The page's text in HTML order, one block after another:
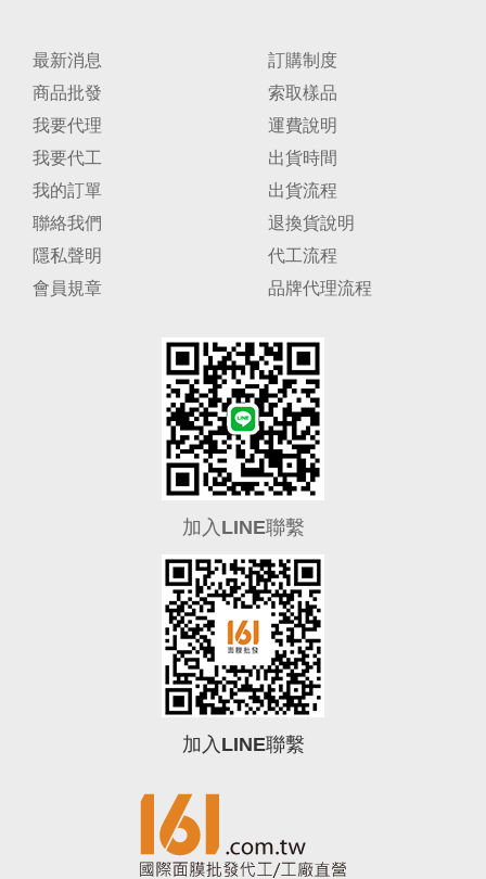
最新消息
商品批發
我要代理
我要代工
我的訂單
聯絡我們
隱私聲明
會員規章
訂購制度
索取樣品
運費說明
出貨時間
出貨流程
退換貨說明
代工流程
品牌代理流程
加入LINE聯繫
加入LINE聯繫